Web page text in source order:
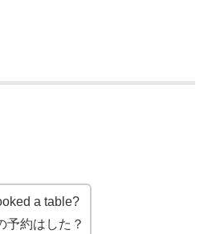
a table?
予約はした？